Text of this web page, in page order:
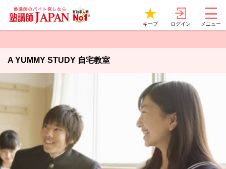
キープ ログイン メニュー
A YUMMY STUDY 自宅教室